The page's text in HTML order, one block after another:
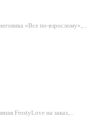
«Все по-взрослому»,...
FrostyLove на заказ,...